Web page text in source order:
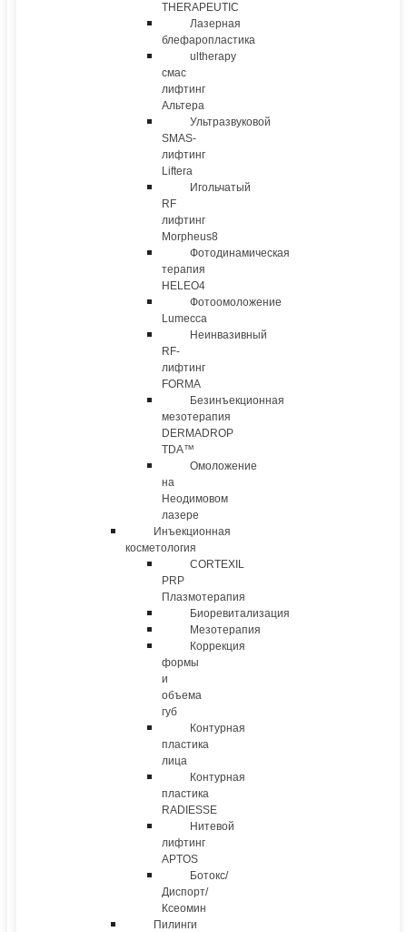
THERAPEUTIC
Лазерная
блефаропластика
ultherapy
смас
лифтинг
Альтера
Ультразвуковой
SMAS-
лифтинг
Liftera
Игольчатый
RF
лифтинг
Morpheus8
Фотодинамическая
терапия
HELEO4
Фотоомоложение
Lumecca
Неинвазивный
RF-
лифтинг
FORMA
Безинъекционная
мезотерапия
DERMADROP
TDA™
Омоложение
на
Неодимовом
лазере
Инъекционная
косметология
CORTEXIL
PRP
Плазмотерапия
Биоревитализация
Мезотерапия
Коррекция
формы
и
объема
губ
Контурная
пластика
лица
Контурная
пластика
RADIESSE
Нитевой
лифтинг
APTOS
Ботокс/
Диспорт/
Ксеомин
Пилинги